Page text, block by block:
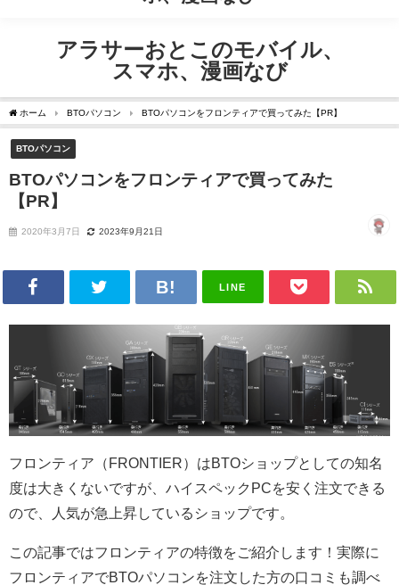
アラサーおとこのモバイル、
スマホ、漫画なび
ホーム BTOパソコン BTOパソコンをフロンティアで買ってみた【PR】
BTOパソコン
BTOパソコンをフロンティアで買ってみた
【PR】
2020年3月7日 2023年9月21日
LINE
フロンティア（FRONTIER）はBTOショップとしての知名
度は大きくないですが、ハイスペックPCを安く注文できる
ので、人気が急上昇しているショップです。
この記事ではフロンティアの特徴をご紹介します！実際に
フロンティアでBTOパソコンを注文した方の口コミも調べ